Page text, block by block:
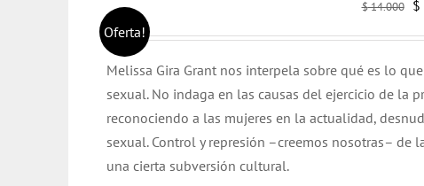
Oferta!
$14.000
El
$
$
Melissa Gira Grant nos interpela sobre qué es lo
sexual. No indaga en las causas del ejercicio de la
reconociendo a las mujeres en la actualidad,
sexual. Control y represión –creemos nosotras–
una cierta subversión cultural.